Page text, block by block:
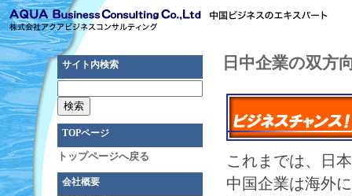
サイト内検索
TOPページ
トップページへ戻る
会社概要
日中企業の双方
これまでは、日
中国企業は海外